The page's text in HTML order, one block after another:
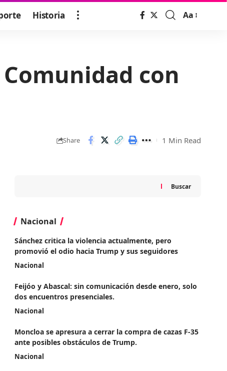
Historia
Font
Aa
con
Share 1 Min Read
Buscar
Nacional
Sánchez critica la violencia actualmente, pero
promovió el odio hacia Trump y sus seguidores
Nacional
Feijóo y Abascal: sin comunicación desde enero, solo
dos encuentros presenciales.
Nacional
Moncloa se apresura a cerrar la compra de cazas F-35
ante posibles obstáculos de Trump.
Nacional